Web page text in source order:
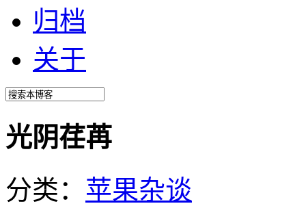
归档
关于
光阴荏苒
分类： 苹果杂谈